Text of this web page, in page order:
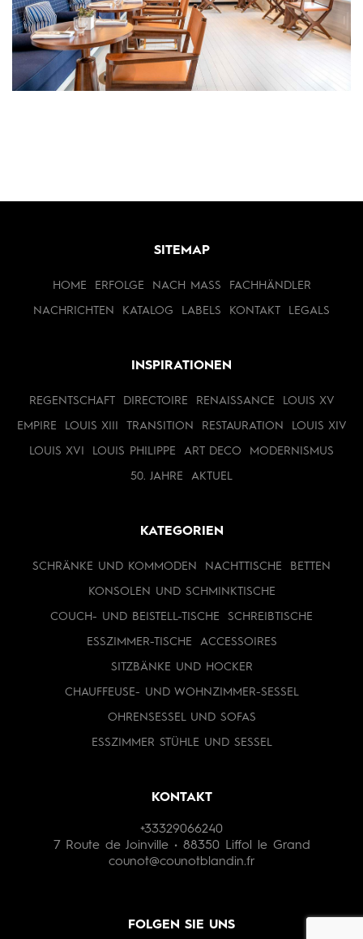
SITEMAP
HOME ERFOLGE NACH MASS FACHHÄNDLER
NACHRICHTEN KATALOG LABELS KONTAKT LEGALS
INSPIRATIONEN
REGENTSCHAFT DIRECTOIRE RENAISSANCE LOUIS XV
EMPIRE LOUIS XIII TRANSITION RESTAURATION LOUIS XIV
LOUIS XVI LOUIS PHILIPPE ART DECO MODERNISMUS
50. JAHRE AKTUEL
KATEGORIEN
SCHRÄNKE UND KOMMODEN NACHTTISCHE BETTEN
KONSOLEN UND SCHMINKTISCHE
COUCH- UND BEISTELL-TISCHE SCHREIBTISCHE
ESSZIMMER-TISCHE ACCESSOIRES
SITZBÄNKE UND HOCKER
CHAUFFEUSE- UND WOHNZIMMER-SESSEL
OHRENSESSEL UND SOFAS
ESSZIMMER STÜHLE UND SESSEL
KONTAKT
+33329066240
7 Route de Joinville • 88350 Liffol le Grand
counot@counotblandin.fr
FOLGEN SIE UNS